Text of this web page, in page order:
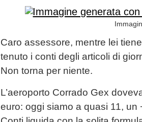
Caro assessore, mentre lei
tenuto i conti degli articoli di
Non torna per niente.
L’aeroporto Corrado Gex
euro: oggi siamo a quasi 11, un